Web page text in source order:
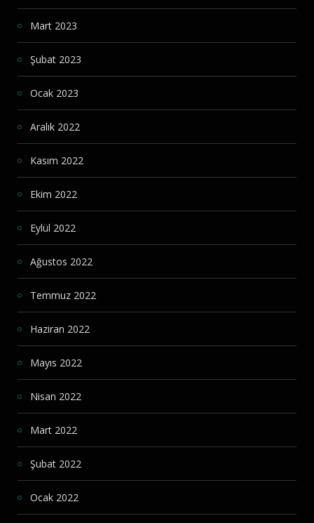
Mart 2023
Şubat 2023
Ocak 2023
Aralık 2022
Kasım 2022
Ekim 2022
Eylül 2022
Ağustos 2022
Temmuz 2022
Haziran 2022
Mayıs 2022
Nisan 2022
Mart 2022
Şubat 2022
Ocak 2022